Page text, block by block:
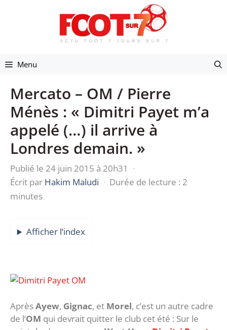
Menu
Mercato – OM / Pierre
Ménès : « Dimitri Payet m’a
appelé (…) il arrive à
Londres demain. »
Publié le 24 juin 2015 à 20h31
·
Écrit par Hakim Maludi · Durée de lecture : 2
minutes
Afficher l’index
AprèsAyew, Gignac, et Morel, c’est un autre cadre
de l’OM qui devrait quitter le club cet été : Sur le